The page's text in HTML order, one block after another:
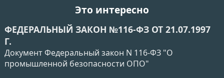
Это интересно
ФЕДЕРАЛЬНЫЙ ЗАКОН №116-ФЗ ОТ 21.07.1997
Г.
Документ Федеральный закон N 116-ФЗ "О
промышленной безопасности ОПО"